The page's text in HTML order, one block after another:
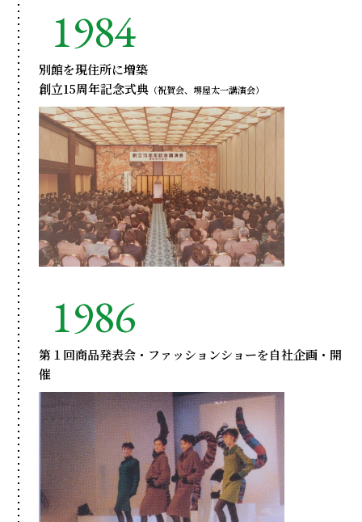
1984
別館を現住所に増築
創立15周年記念式典 （祝賀会、堺屋太一講演会）
1986
第１回商品発表会・ファッションショーを自社企画・開
催